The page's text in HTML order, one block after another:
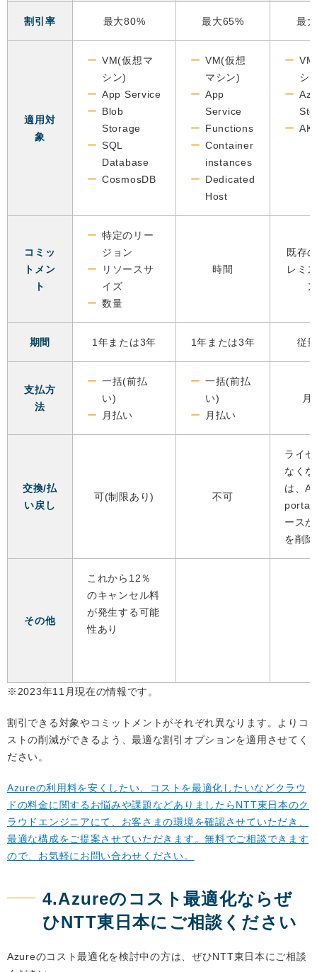
割引率 最大80% 最大65% 最
適用対
象
VM(仮想マ
シン)
App Service
Blob
Storage
SQL
Database
CosmosDB
VM(仮想
マシン)
App
Service
Functions
Container
instances
Dedicated
Host
シ
コミッ
トメン
ト
特定のリー
ジョン
リソースサ
イズ
数量
時間
既存
レミ
期間 1年または3年 1年または3年 従
支払方
法
一括(前払
い)
月払い
一括(前払
い)
月払い
月
交換/払
い戻し
可(制限あり) 不可
ライ
なく
は、
portal
ース
を削
その他
これから12％
のキャンセル料
が発生する可能
性あり
※2023年11月現在の情報です。
割引できる対象やコミットメントがそれぞれ異なります。よりコ
ストの削減ができるよう、最適な割引オプションを適用させてく
ださい。
Azureの利用料を安くしたい、コストを最適化したいなどクラウ
ドの料金に関するお悩みや課題などありましたらNTT東日本のク
ラウドエンジニアにて、お客さまの環境を確認させていただき、
最適な構成をご提案させていただきます。無料でご相談できます
ので、お気軽にお問い合わせください。
4.Azureのコスト最適化ならぜ
ひNTT東日本にご相談ください
Azureのコスト最適化を検討中の方は、ぜひNTT東日本にご相談